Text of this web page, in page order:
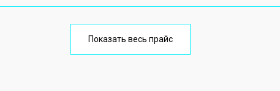
от 60 мин
Показать весь прайс